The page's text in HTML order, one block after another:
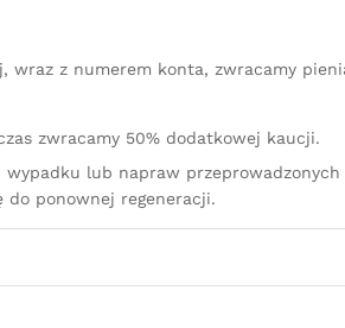
wraz z numerem konta, zwracamy
zwracamy 50% dodatkowej kaucji.
lub napraw
do ponownej regeneracji.